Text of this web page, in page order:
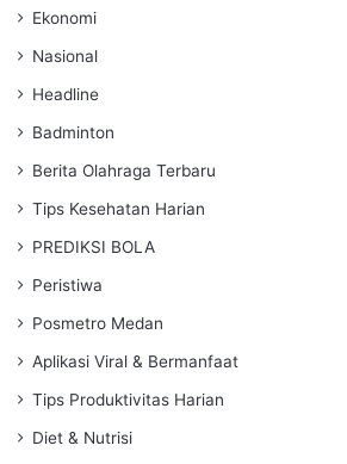
Ekonomi
Nasional
Headline
Badminton
Berita Olahraga Terbaru
Tips Kesehatan Harian
PREDIKSI BOLA
Peristiwa
Posmetro Medan
Aplikasi Viral & Bermanfaat
Tips Produktivitas Harian
Diet & Nutrisi